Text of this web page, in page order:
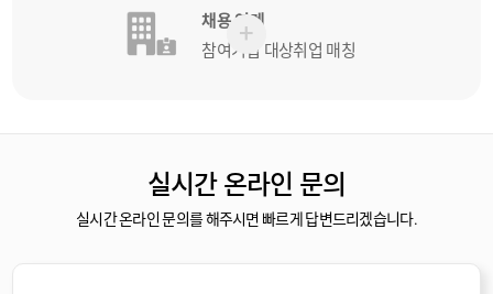
채용 연계
참여기업 대상취업 매칭
실시간 온라인 문의
실시간 온라인 문의를 해주시면 빠르게 답변드리겠습니다.